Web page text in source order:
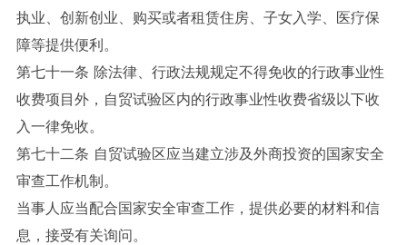
执业、创新创业、购买或者租赁住房、子女入学、医疗保
障等提供便利。
第七十一条 除法律、行政法规规定不得免收的行政事业性
收费项目外，自贸试验区内的行政事业性收费省级以下收
入一律免收。
第七十二条 自贸试验区应当建立涉及外商投资的国家安全
审查工作机制。
当事人应当配合国家安全审查工作，提供必要的材料和信
息，接受有关询问。